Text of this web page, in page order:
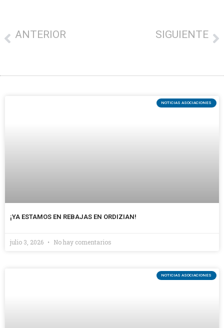
ANTERIOR SIGUIENTE
NOTICIAS ASOCIACIONES
¡YA ESTAMOS EN REBAJAS EN ORDIZIAN!
julio 3, 2026 No hay comentarios
NOTICIAS ASOCIACIONES